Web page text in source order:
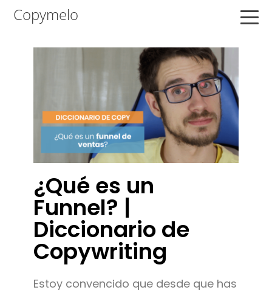
Saltar
Saltar
contenido
Saltar
Copymelo
¿Qué es un
Funnel? |
Diccionario de
Copywriting
Estoy convencido que desde que has